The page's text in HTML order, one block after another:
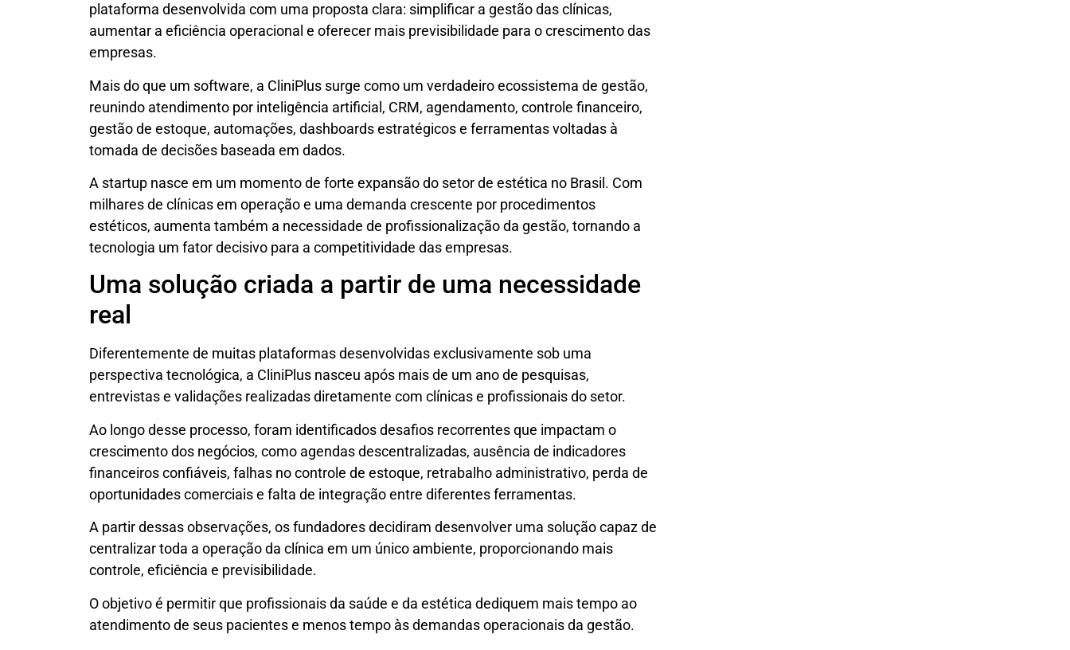
plataforma desenvolvida com uma proposta clara: simplificar a gestão das clínicas,
aumentar a eficiência operacional e oferecer mais previsibilidade para o crescimento das
empresas.
Mais do que um software, a CliniPlus surge como um verdadeiro ecossistema de gestão,
reunindo atendimento por inteligência artificial, CRM, agendamento, controle financeiro,
gestão de estoque, automações, dashboards estratégicos e ferramentas voltadas à
tomada de decisões baseada em dados.
A startup nasce em um momento de forte expansão do setor de estética no Brasil. Com
milhares de clínicas em operação e uma demanda crescente por procedimentos
estéticos, aumenta também a necessidade de profissionalização da gestão, tornando a
tecnologia um fator decisivo para a competitividade das empresas.
Uma solução criada a partir de uma necessidade
real
Diferentemente de muitas plataformas desenvolvidas exclusivamente sob uma
perspectiva tecnológica, a CliniPlus nasceu após mais de um ano de pesquisas,
entrevistas e validações realizadas diretamente com clínicas e profissionais do setor.
Ao longo desse processo, foram identificados desafios recorrentes que impactam o
crescimento dos negócios, como agendas descentralizadas, ausência de indicadores
financeiros confiáveis, falhas no controle de estoque, retrabalho administrativo, perda de
oportunidades comerciais e falta de integração entre diferentes ferramentas.
A partir dessas observações, os fundadores decidiram desenvolver uma solução capaz de
centralizar toda a operação da clínica em um único ambiente, proporcionando mais
controle, eficiência e previsibilidade.
O objetivo é permitir que profissionais da saúde e da estética dediquem mais tempo ao
atendimento de seus pacientes e menos tempo às demandas operacionais da gestão.